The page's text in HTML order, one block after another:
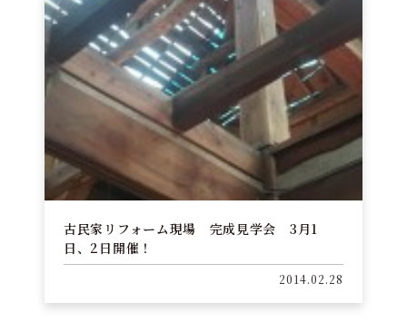
古民家リフォーム現場 完成見学会 3月1
日、2日開催！
2014.02.28